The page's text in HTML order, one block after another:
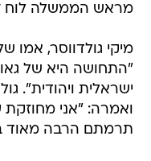
מראש הממשלה לוח
מיקי גולדווסר, אמו
"התחושה היא של
ישראלית ויהודית".
ואמרה: "אני
תרמתם הרבה מאוד